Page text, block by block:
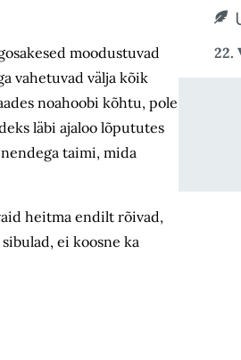
moodustuvad
vahetuvad välja kõik
noahoobi kõhtu, pole
läbi ajaloo lõpututes
taimi, mida
heitma endilt rõivad,
ei koosne ka
22.